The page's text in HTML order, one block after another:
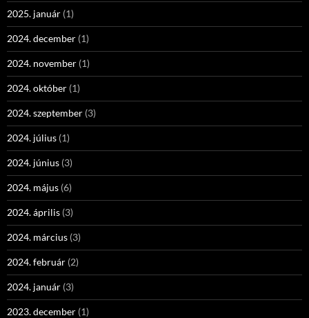
2025. január (1)
2024. december (1)
2024. november (1)
2024. október (1)
2024. szeptember (3)
2024. július (1)
2024. június (3)
2024. május (6)
2024. április (3)
2024. március (3)
2024. február (2)
2024. január (3)
2023. december (1)